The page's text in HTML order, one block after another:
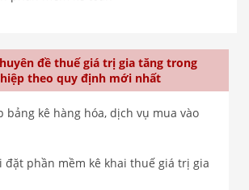
đề thuế giá trị gia tăng trong
theo quy định mới nhất
bảng kê hàng hóa, dịch vụ mua vào
đặt phần mềm kê khai thuế giá trị gia